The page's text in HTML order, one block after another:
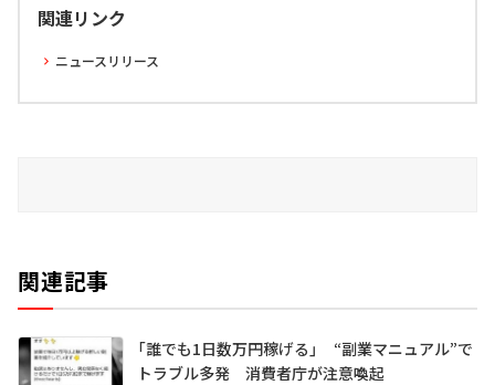
関連リンク
ニュースリリース
関連記事
「誰でも1日数万円稼げる」 “副業マニュアル”で
トラブル多発 消費者庁が注意喚起